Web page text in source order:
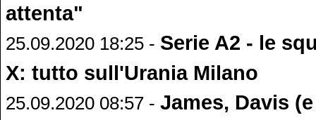
attenta"
25.09.2020 18:25 - Serie A2 - le
X: tutto sull'Urania Milano
25.09.2020 08:57 - James, Davis